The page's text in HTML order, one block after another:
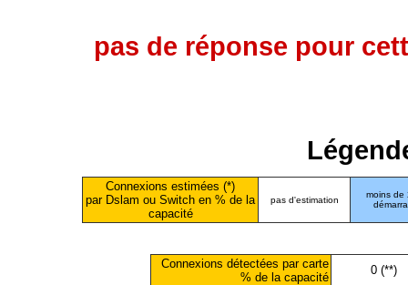
pas de réponse pour
Connexions estimées (*)
par Dslam ou Switch en % de la
capacité
pas d'estimation
moins de
Connexions détectées par carte
% de la capacité
0 (**)